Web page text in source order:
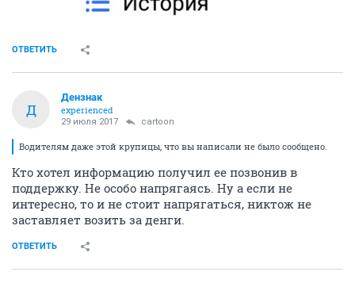
ОТВЕТИТЬ
Д
Дензнак
experienced
29 июля 2017 cartoon
Водителям даже этой крупицы, что вы написали не было сообщено.
Кто хотел информацию получил ее позвонив в
поддержку. Не особо напрягаясь. Ну а если не
интересно, то и не стоит напрягаться, никтож не
заставляет возить за денги.
ОТВЕТИТЬ